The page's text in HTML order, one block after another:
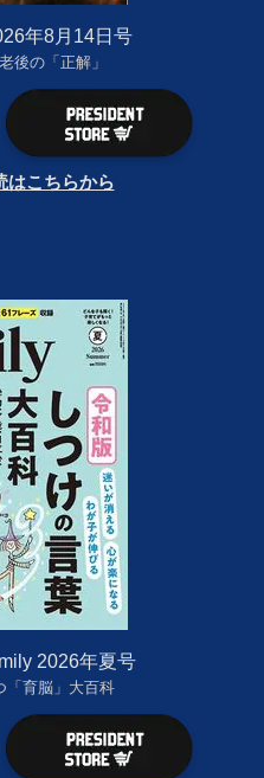
年8月14日号
後の「正解」
はこちらから
2026年夏号
「育脳」大百科